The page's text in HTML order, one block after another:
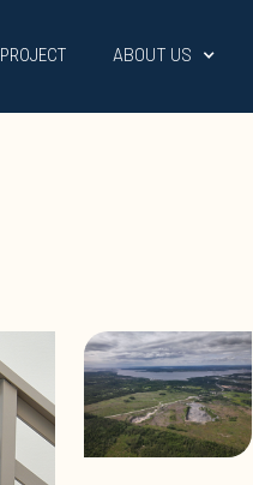
PROJECT ABOUT US